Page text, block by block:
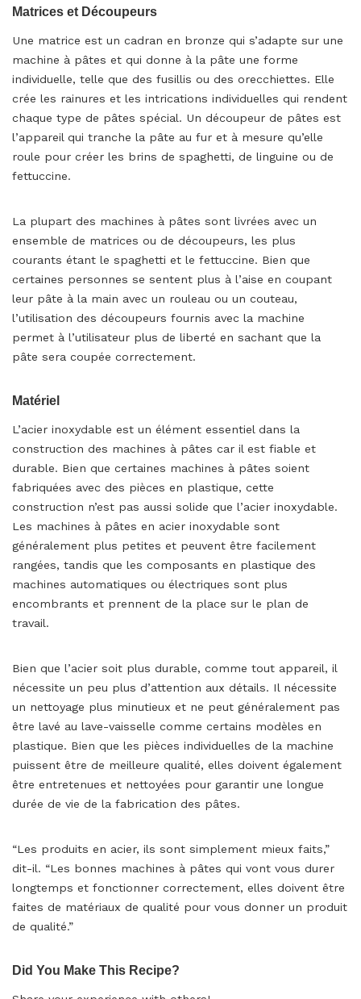
Matrices et Découpeurs
Une matrice est un cadran en bronze qui s’adapte sur une
machine à pâtes et qui donne à la pâte une forme
individuelle, telle que des fusillis ou des orecchiettes. Elle
crée les rainures et les intrications individuelles qui rendent
chaque type de pâtes spécial. Un découpeur de pâtes est
l’appareil qui tranche la pâte au fur et à mesure qu’elle
roule pour créer les brins de spaghetti, de linguine ou de
fettuccine.
La plupart des machines à pâtes sont livrées avec un
ensemble de matrices ou de découpeurs, les plus
courants étant le spaghetti et le fettuccine. Bien que
certaines personnes se sentent plus à l’aise en coupant
leur pâte à la main avec un rouleau ou un couteau,
l’utilisation des découpeurs fournis avec la machine
permet à l’utilisateur plus de liberté en sachant que la
pâte sera coupée correctement.
Matériel
L’acier inoxydable est un élément essentiel dans la
construction des machines à pâtes car il est fiable et
durable. Bien que certaines machines à pâtes soient
fabriquées avec des pièces en plastique, cette
construction n’est pas aussi solide que l’acier inoxydable.
Les machines à pâtes en acier inoxydable sont
généralement plus petites et peuvent être facilement
rangées, tandis que les composants en plastique des
machines automatiques ou électriques sont plus
encombrants et prennent de la place sur le plan de
travail.
Bien que l’acier soit plus durable, comme tout appareil, il
nécessite un peu plus d’attention aux détails. Il nécessite
un nettoyage plus minutieux et ne peut généralement pas
être lavé au lave-vaisselle comme certains modèles en
plastique. Bien que les pièces individuelles de la machine
puissent être de meilleure qualité, elles doivent également
être entretenues et nettoyées pour garantir une longue
durée de vie de la fabrication des pâtes.
“Les produits en acier, ils sont simplement mieux faits,”
dit-il. “Les bonnes machines à pâtes qui vont vous durer
longtemps et fonctionner correctement, elles doivent être
faites de matériaux de qualité pour vous donner un produit
de qualité.”
Did You Make This Recipe?